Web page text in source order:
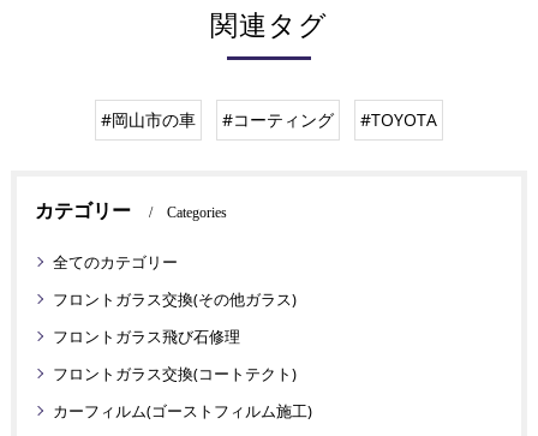
関連タグ
#岡山市の車 #コーティング #TOYOTA
カテゴリー Categories
全てのカテゴリー
フロントガラス交換(その他ガラス)
フロントガラス飛び石修理
フロントガラス交換(コートテクト)
カーフィルム(ゴーストフィルム施工)